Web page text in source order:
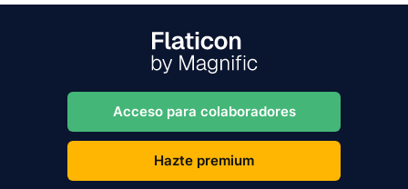
Acceso para colaboradores
Hazte premium